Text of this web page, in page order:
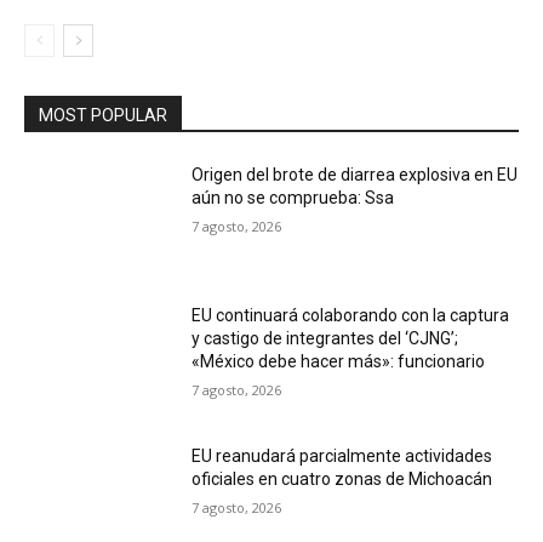
MOST POPULAR
Origen del brote de diarrea explosiva en EU
aún no se comprueba: Ssa
7 agosto, 2026
EU continuará colaborando con la captura
y castigo de integrantes del ‘CJNG’;
«México debe hacer más»: funcionario
7 agosto, 2026
EU reanudará parcialmente actividades
oficiales en cuatro zonas de Michoacán
7 agosto, 2026